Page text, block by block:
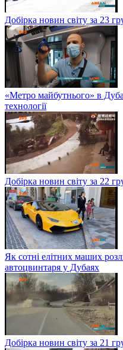
Добірка новин світу за 23
«Метро майбутнього» в
технології
Добірка новин світу за 22
Як сотні елітних маших
автоцвинтаря у Дубаях
Добірка новин світу за 21